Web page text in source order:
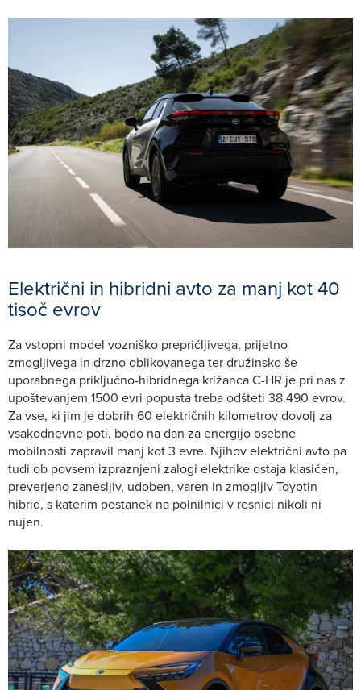
Električni in hibridni avto za manj kot 40
tisoč evrov
Za vstopni model vozniško prepričljivega, prijetno
zmogljivega in drzno oblikovanega ter družinsko še
uporabnega priključno-hibridnega križanca C-HR je pri nas z
upoštevanjem 1500 evri popusta treba odšteti 38.490 evrov.
Za vse, ki jim je dobrih 60 električnih kilometrov dovolj za
vsakodnevne poti, bodo na dan za energijo osebne
mobilnosti zapravil manj kot 3 evre. Njihov električni avto pa
tudi ob povsem izpraznjeni zalogi elektrike ostaja klasičen,
preverjeno zanesljiv, udoben, varen in zmogljiv Toyotin
hibrid, s katerim postanek na polnilnici v resnici nikoli ni
nujen.